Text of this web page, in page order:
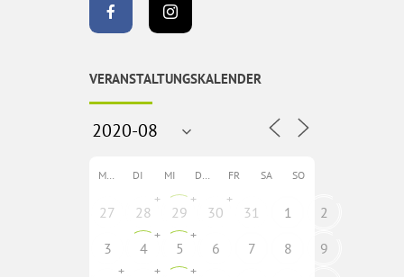
VERANSTALTUNGSKALENDER
MO DI MI DO FR SA SO
27 28
+
29
+
30
+
31 1
2
3
4
+
5
+
6 7 8
9
+ + +